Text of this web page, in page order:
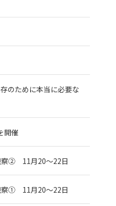
のために本当に必要な
開催
察② 11月20～22日
察① 11月20～22日